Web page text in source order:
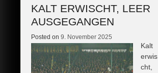
KALT ERWISCHT, LEER
AUSGEGANGEN
Posted on 9. November 2025
Kalt
erwis
cht,